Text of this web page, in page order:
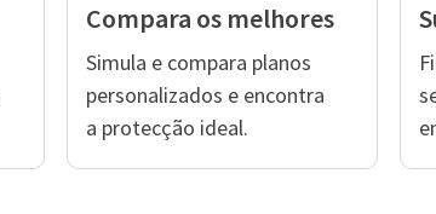
Compara os melhores
Simula e compara planos
personalizados e encontra
a protecção ideal.